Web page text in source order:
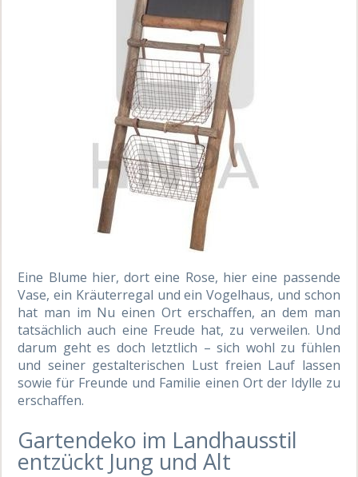
Eine Blume hier, dort eine Rose, hier eine passende
Vase, ein Kräuterregal und ein Vogelhaus, und schon
hat man im Nu einen Ort erschaffen, an dem man
tatsächlich auch eine Freude hat, zu verweilen. Und
darum geht es doch letztlich – sich wohl zu fühlen
und seiner gestalterischen Lust freien Lauf lassen
sowie für Freunde und Familie einen Ort der Idylle zu
erschaffen.
Gartendeko im Landhausstil
entzückt Jung und Alt